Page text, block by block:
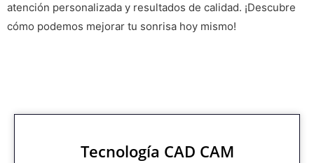
atención personalizada y resultados de calidad. ¡Descubre
cómo podemos mejorar tu sonrisa hoy mismo!
Tecnología CAD CAM